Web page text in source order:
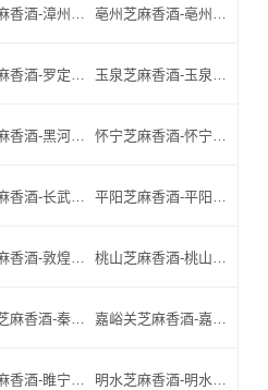
漳州芝麻香酒-漳州名酒-漳州小北门_漳州芝麻香酒厂家 亳州芝麻香酒-亳州名酒-亳州小北门_亳州芝麻香酒厂家
罗定芝麻香酒-罗定名酒-罗定小北门_罗定芝麻香酒厂家 玉泉芝麻香酒-玉泉名酒-玉泉小北门_玉泉芝麻香酒厂家
黑河芝麻香酒-黑河名酒-黑河小北门_黑河芝麻香酒厂家 怀宁芝麻香酒-怀宁名酒-怀宁小北门_怀宁芝麻香酒厂家
长武芝麻香酒-长武名酒-长武小北门_长武芝麻香酒厂家 平阳芝麻香酒-平阳名酒-平阳小北门_平阳芝麻香酒厂家
敦煌芝麻香酒-敦煌名酒-敦煌小北门_敦煌芝麻香酒厂家 桃山芝麻香酒-桃山名酒-桃山小北门_桃山芝麻香酒厂家
秦皇岛芝麻香酒-秦皇岛名酒-秦皇岛小北门_秦皇岛芝麻香酒厂家 嘉峪关芝麻香酒-嘉峪关名酒-嘉峪关小北门_嘉峪关芝麻香酒厂家
睢宁芝麻香酒-睢宁名酒-睢宁小北门_睢宁芝麻香酒厂家 明水芝麻香酒-明水名酒-明水小北门_明水芝麻香酒厂家